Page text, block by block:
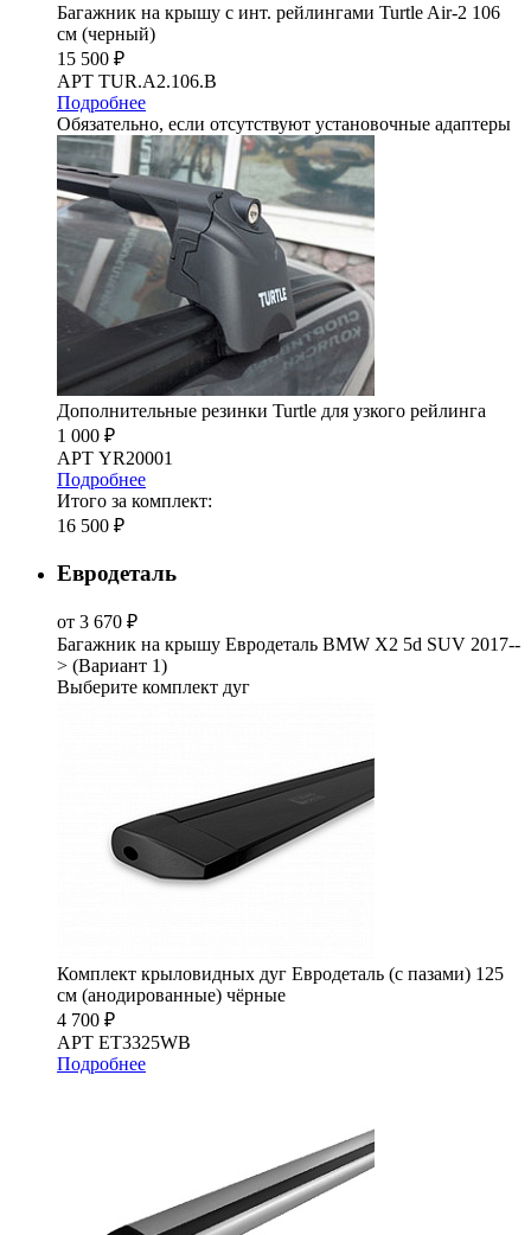
Багажник на крышу с инт. рейлингами Turtle Air-2 106
см (черный)
15 500 ₽
АРТ TUR.A2.106.B
Подробнее
Обязательно, если отсутствуют установочные адаптеры
Дополнительные резинки Turtle для узкого рейлинга
1 000 ₽
АРТ YR20001
Подробнее
Итого за комплект:
16 500 ₽
Евродеталь
от 3 670 ₽
Багажник на крышу Евродеталь BMW X2 5d SUV 2017--
> (Вариант 1)
Выберите комплект дуг
Комплект крыловидных дуг Евродеталь (с пазами) 125
см (анодированные) чёрные
4 700 ₽
АРТ ET3325WB
Подробнее